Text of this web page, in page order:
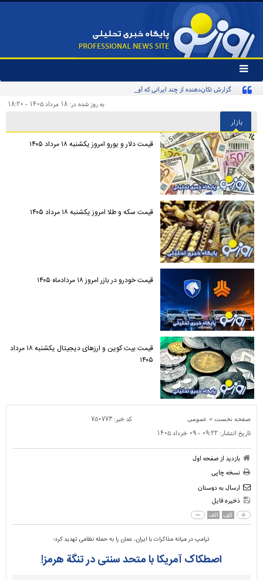
تغییر
وضعیت
منوی
ها
گزارش تکان‌دهنده از چند ایرانی که آواره و ویران شده‌اند
به روز شده در: ۱۸ مرداد ۱۴۰۵ - ۱۸:۲۰
بازار
قیمت دلار و یورو امروز یکشنبه ۱۸ مرداد ۱۴۰۵
قیمت سکه و طلا امروز یکشنبه ۱۸ مرداد ۱۴۰۵
قیمت خودرو در بازر امروز ۱۸ مردادماه ۱۴۰۵
قیمت بیت کوین و ارز‌های دیجیتال یکشنبه ۱۸ مرداد
۱۴۰۵
صفحه نخست » عمومی کد خبر: ۷۵۰۷۷۳
تاریخ انتشار: ۰۹:۲۲ - ۰۹ خرداد ۱۴۰۵
بازدید از صفحه اول
نسخه چاپی
ارسال به دوستان
ذخیره فایل
الف الف
ترامپ در میانه مذاکرات با ایران، عمان را به حمله نظامی تهدید کرد؛
اصطکاک آمریکا با متحد سنتی در تنگة هرمز!